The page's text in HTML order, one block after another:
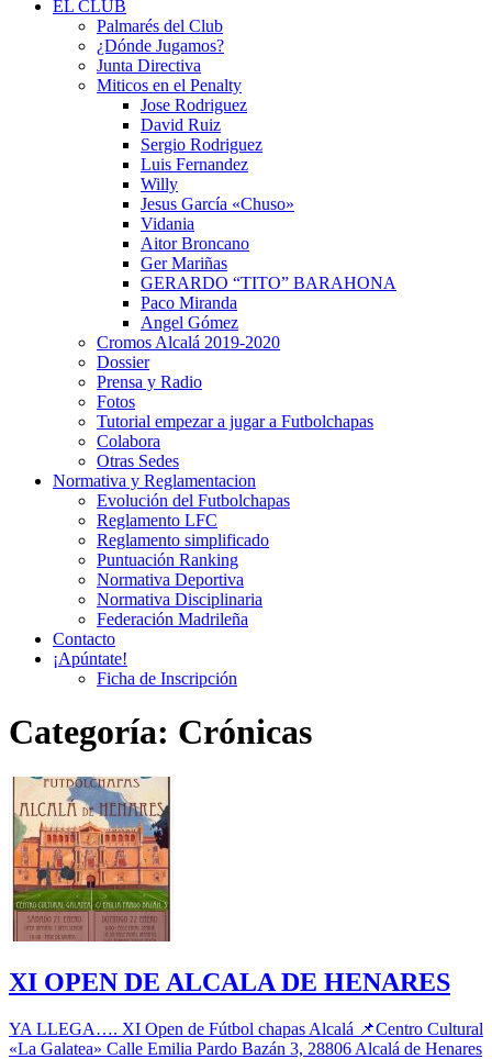
EL CLUB
Palmarés del Club
¿Dónde Jugamos?
Junta Directiva
Miticos en el Penalty
Jose Rodriguez
David Ruiz
Sergio Rodriguez
Luis Fernandez
Willy
Jesus García «Chuso»
Vidania
Aitor Broncano
Ger Mariñas
GERARDO “TITO” BARAHONA
Paco Miranda
Angel Gómez
Cromos Alcalá 2019-2020
Dossier
Prensa y Radio
Fotos
Tutorial empezar a jugar a Futbolchapas
Colabora
Otras Sedes
Normativa y Reglamentacion
Evolución del Futbolchapas
Reglamento LFC
Reglamento simplificado
Puntuación Ranking
Normativa Deportiva
Normativa Disciplinaria
Federación Madrileña
Contacto
¡Apúntate!
Ficha de Inscripción
Categoría: Crónicas
XI OPEN DE ALCALA DE HENARES
YA LLEGA…. XI Open de Fútbol chapas Alcalá 📌Centro Cultural
«La Galatea» Calle Emilia Pardo Bazán 3, 28806 Alcalá de Henares